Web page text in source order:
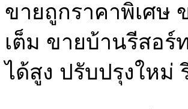
ขายถูกราคาพิเศษ
เต็ม ขายบ้านรีสอร์
ได้สูง ปรับปรุงใหม่